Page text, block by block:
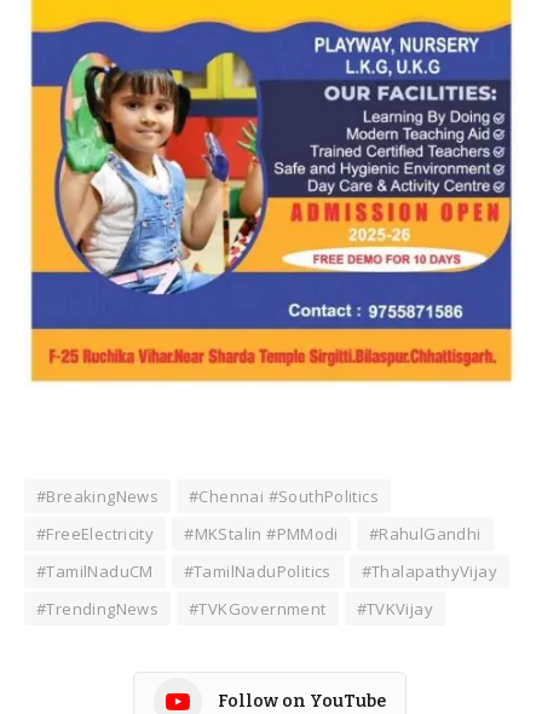
#BreakingNews
#Chennai #SouthPolitics
#FreeElectricity
#MKStalin #PMModi
#RahulGandhi
#TamilNaduCM
#TamilNaduPolitics
#ThalapathyVijay
#TrendingNews
#TVKGovernment #TVKVijay
Follow on YouTube